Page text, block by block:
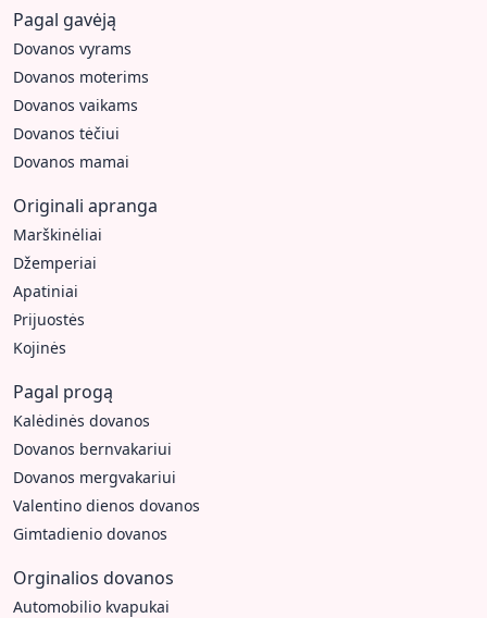
Pagal gavėją
Dovanos vyrams
Dovanos moterims
Dovanos vaikams
Dovanos tėčiui
Dovanos mamai
Originali apranga
Marškinėliai
Džemperiai
Apatiniai
Prijuostės
Kojinės
Pagal progą
Kalėdinės dovanos
Dovanos bernvakariui
Dovanos mergvakariui
Valentino dienos dovanos
Gimtadienio dovanos
Orginalios dovanos
Automobilio kvapukai